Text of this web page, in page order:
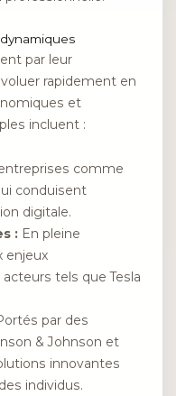
par leur
rapidement en
et
incluent :
comme
conduisent
digitale.
: En pleine
enjeux
tels que Tesla
par des
& Johnson et
innovantes
individus.